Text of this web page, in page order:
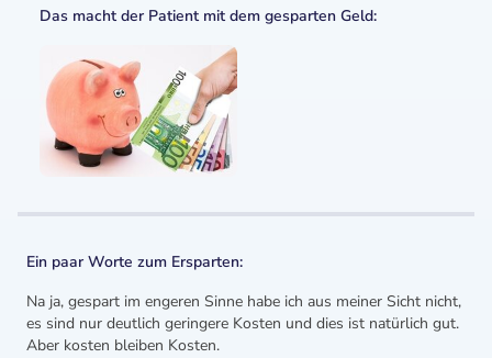
Das macht der Patient mit dem gesparten Geld:
Ein paar Worte zum Ersparten:
Na ja, gespart im engeren Sinne habe ich aus meiner Sicht nicht,
es sind nur deutlich geringere Kosten und dies ist natürlich gut.
Aber kosten bleiben Kosten.